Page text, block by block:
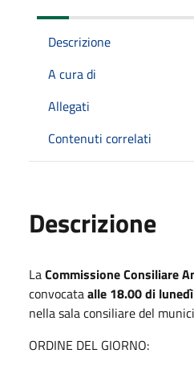
Descrizione
A cura di
Allegati
Contenuti correlati
Descrizione
LaCommissione Consiliare
convocataalle 18.00 di
nella sala consiliare del
ORDINE DEL GIORNO: